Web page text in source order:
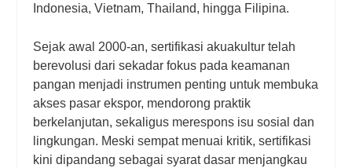
Indonesia, Vietnam, Thailand, hingga Filipina.
Sejak awal 2000-an, sertifikasi akuakultur telah
berevolusi dari sekadar fokus pada keamanan
pangan menjadi instrumen penting untuk membuka
akses pasar ekspor, mendorong praktik
berkelanjutan, sekaligus merespons isu sosial dan
lingkungan. Meski sempat menuai kritik, sertifikasi
kini dipandang sebagai syarat dasar menjangkau